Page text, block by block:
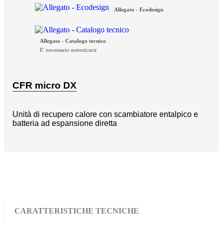
Allegato - Ecodesign
Allegato - Catalogo tecnico
E' necessario autenticarsi
CFR micro DX
Unità di recupero calore con scambiatore entalpico e
batteria ad espansione diretta
CARATTERISTICHE TECNICHE